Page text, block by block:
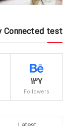
Connected test
137
Followers